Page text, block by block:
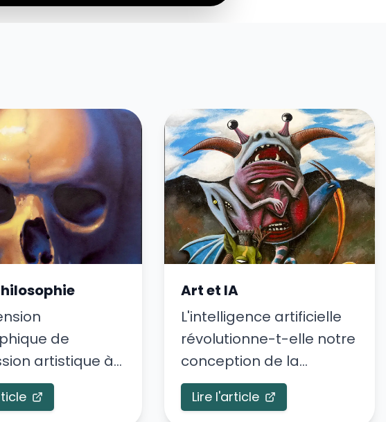
de
artistique à
âges.
Art et IA
L'intelligence artificielle
révolutionne-t-elle notre
conception de la
créativité?
Lire l'article